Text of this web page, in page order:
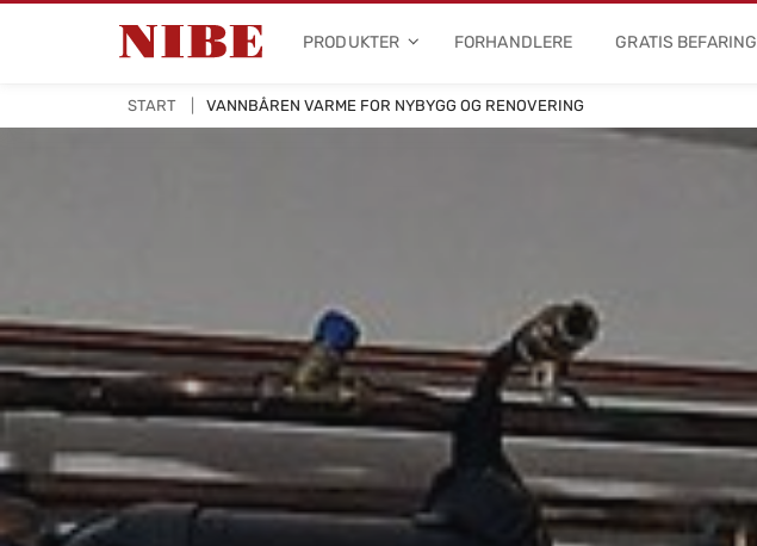
PRODUKTER FORHANDLERE GRATIS BEFARING
START VANNBÅREN VARME FOR NYBYGG OG RENOVERING